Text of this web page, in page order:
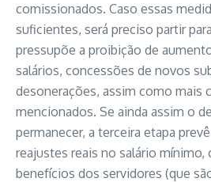
comissionados. Caso essas
suficientes, será preciso partir
pressupõe a proibição de
salários, concessões de novos
desonerações, assim como mais
mencionados. Se ainda assim o
permanecer, a terceira etapa
reajustes reais no salário mínimo,
benefícios dos servidores (que